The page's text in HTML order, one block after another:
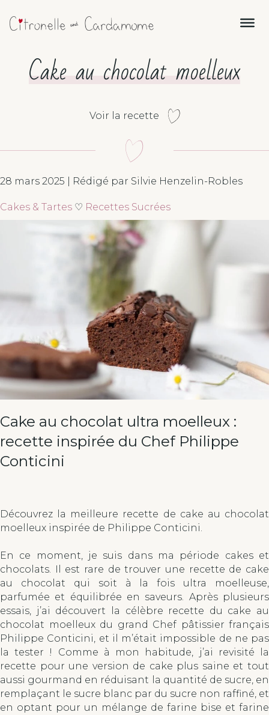
Cake au chocolat moelleux
Voir la recette
28 mars 2025 | Rédigé par Silvie Henzelin-Robles
Cakes & Tartes ♡ Recettes Sucrées
Cake au chocolat ultra moelleux :
recette inspirée du Chef Philippe
Conticini
Découvrez la meilleure recette de cake au chocolat
moelleux inspirée de Philippe Conticini.
En ce moment, je suis dans ma période cakes et
chocolats. Il est rare de trouver une recette de cake
au chocolat qui soit à la fois ultra moelleuse,
parfumée et équilibrée en saveurs. Après plusieurs
essais, j’ai découvert la célèbre recette du cake au
chocolat moelleux du grand Chef pâtissier français
Philippe Conticini, et il m’était impossible de ne pas
la tester ! Comme à mon habitude, j’ai revisité la
recette pour une version de cake plus saine et tout
aussi gourmand en réduisant la quantité de sucre, en
remplaçant le sucre blanc par du sucre non raffiné, et
en optant pour un mélange de farine bise et farine